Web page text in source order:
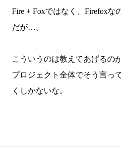
Fire + Foxではなく、Firefoxな
だが…。
こういうのは教えてあげるの
プロジェクト全体でそう言っ
くしかないな。